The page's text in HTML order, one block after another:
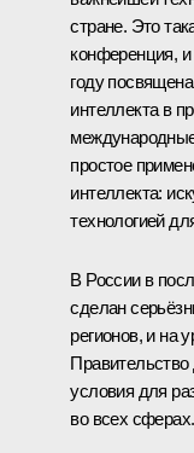
стране. Это
конференция, и
году
интеллекта в
простое
интеллекта:
технологией
В России в
сделан
регионов, и на
Правительство
условия для
во всех сферах.